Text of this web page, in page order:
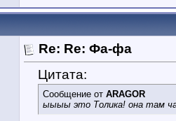
Re: Re: Фа-фа
Цитата:
Сообщение от ARAGOR
ыыыы это Толика! она там